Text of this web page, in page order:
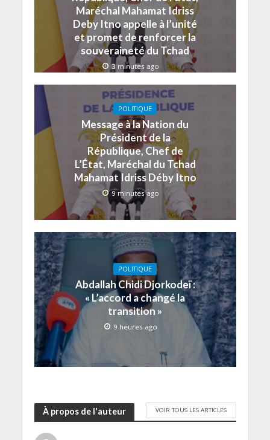
Maréchal Mahamat Idriss
Deby Itno appelle à l’unité
et promet de renforcer la
souveraineté du Tchad
3 minutes ago
POLITIQUE
Message à la Nation du
Président de la
République, Chef de
L’État, Maréchal du Tchad
Mahamat Idriss Déby Itno
9 minutes ago
POLITIQUE
Abdallah Chidi Djorkodeï :
« L’accord a changé la
transition »
9 heures ago
À propos de l'auteur VOIR TOUS LES ARTICLES